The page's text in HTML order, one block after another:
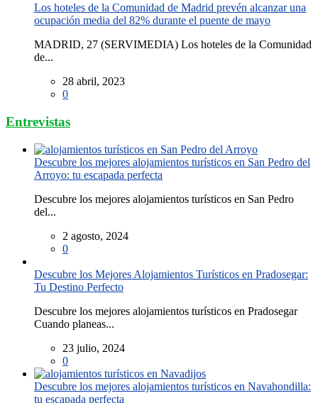
Los hoteles de la Comunidad de Madrid prevén alcanzar una
ocupación media del 82% durante el puente de mayo
MADRID, 27 (SERVIMEDIA) Los hoteles de la Comunidad
de...
28 abril, 2023
0
Entrevistas
Descubre los mejores alojamientos turísticos en San Pedro del
Arroyo: tu escapada perfecta
Descubre los mejores alojamientos turísticos en San Pedro
del...
2 agosto, 2024
0
Descubre los Mejores Alojamientos Turísticos en Pradosegar:
Tu Destino Perfecto
Descubre los mejores alojamientos turísticos en Pradosegar
Cuando planeas...
23 julio, 2024
0
Descubre los mejores alojamientos turísticos en Navahondilla:
tu escapada perfecta